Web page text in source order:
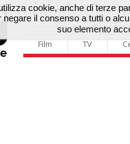
Film TV
cookie, anche di terze
negare il consenso a tutti o
suo elemento